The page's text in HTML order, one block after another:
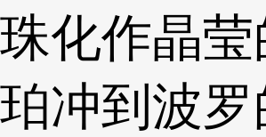
珠化作晶莹
珀冲到波罗